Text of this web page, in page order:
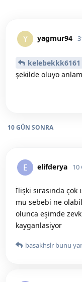
Y yagmur94
kelebekkk6161
şekilde oluyo
10 GÜN SONRA
E elifderya 10
İlişki sırasında çok
mu sebebi ne
olunca eşimde
kayganlasiyor
basakhslr bunu